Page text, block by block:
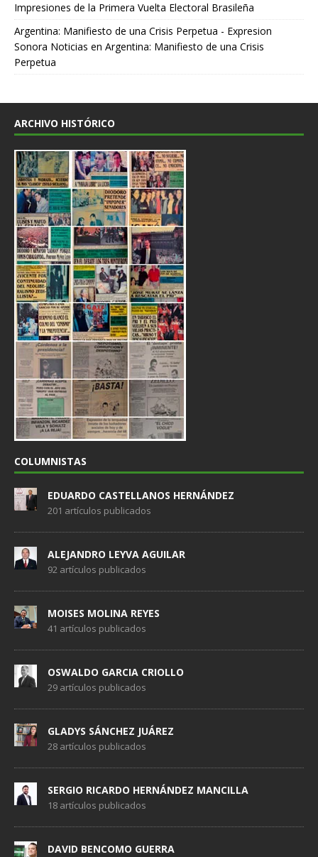
Impresiones de la Primera Vuelta Electoral Brasileña
Argentina: Manifiesto de una Crisis Perpetua - Expresion
Sonora Noticias en Argentina: Manifiesto de una Crisis
Perpetua
ARCHIVO HISTÓRICO
COLUMNISTAS
EDUARDO CASTELLANOS HERNÁNDEZ
201 artículos publicados
ALEJANDRO LEYVA AGUILAR
92 artículos publicados
MOISES MOLINA REYES
41 artículos publicados
OSWALDO GARCIA CRIOLLO
29 artículos publicados
GLADYS SÁNCHEZ JUÁREZ
28 artículos publicados
SERGIO RICARDO HERNÁNDEZ MANCILLA
18 artículos publicados
DAVID BENCOMO GUERRA